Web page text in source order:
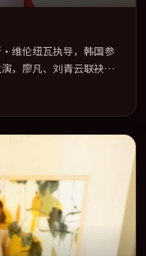
·维伦纽瓦执导，韩国参
，廖凡、刘青云联袂出
求统一。定于 2024-10-
年度话题片中口碑稳健，
。